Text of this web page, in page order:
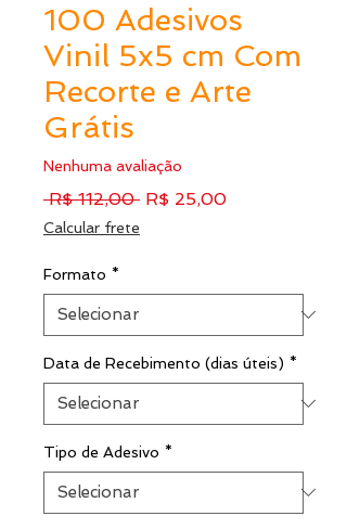
100 Adesivos
Vinil 5x5 cm Com
Recorte e Arte
Grátis
Nenhuma avaliação
R$ 112,00 Preço
R$ 25,00Preço
Calcular frete
Formato *
Data de Recebimento (dias úteis) *
Tipo de Adesivo *